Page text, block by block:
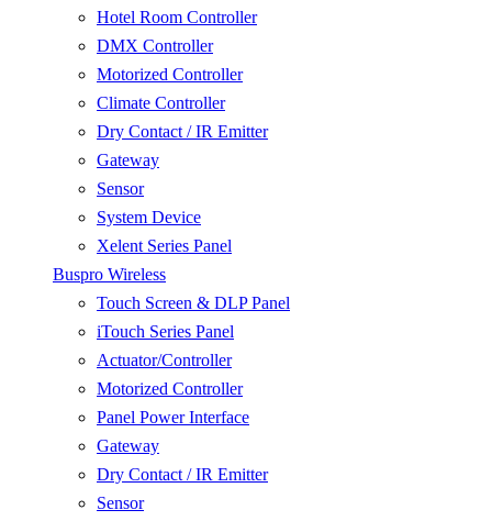
Hotel Room Controller
DMX Controller
Motorized Controller
Climate Controller
Dry Contact / IR Emitter
Gateway
Sensor
System Device
Xelent Series Panel
Buspro Wireless
Touch Screen & DLP Panel
iTouch Series Panel
Actuator/Controller
Motorized Controller
Panel Power Interface
Gateway
Dry Contact / IR Emitter
Sensor